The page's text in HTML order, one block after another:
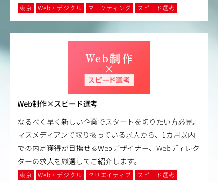
東京 Web・デジタル マーケティング スピード選考
Web制作×スピード選考
なるべく早く新しい企業でスタートを切りたい方必見。
マスメディアンで取り扱っている求人から、1カ月以内
での内定獲得が目指せるWebデザイナー、Webディレク
ターの求人を厳選してご紹介します。
東京 Web・デジタル クリエイティブ スピード選考